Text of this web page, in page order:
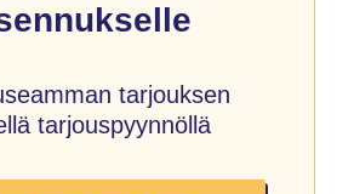
tarjouksen
tarjouspyynnöllä